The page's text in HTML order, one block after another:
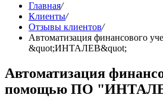
Главная/
Клиенты/
Отзывы клиентов/
Автоматизация финансового
&quot;ИНТАЛЕВ&quot;
Автоматизация
помощью ПО